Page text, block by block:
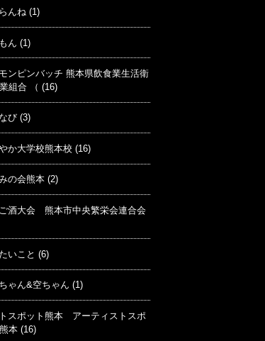
んね (1)
ん (1)
ンピンバッチ 熊本県飲食業生活衛
組合 （ (16)
び (3)
か大学校熊本校 (16)
の会熊本 (2)
酒大会 熊本市中央繁栄会連合会
いこと (6)
ゃん&空ちゃん (1)
スポット熊本 アーティストスポ
本 (16)